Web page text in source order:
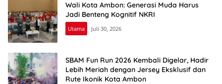
Wali Kota Ambon: Generasi Muda Harus
Jadi Benteng Kognitif NKRI
Utama Juli 30, 2026
SBAM Fun Run 2026 Kembali Digelar, Hadir
Lebih Meriah dengan Jersey Eksklusif dan
Rute Ikonik Kota Ambon